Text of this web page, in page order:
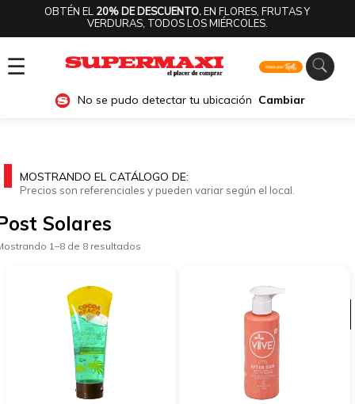
OBTÉN EL 20% DE DESCUENTO.EN FLORES, FRUTAS Y
VERDURAS, TODOS LOS MIÉRCOLES.
☰
No se pudo detectar tu ubicación Cambiar
Ver categorías
MOSTRANDO EL CATÁLOGO DE:
Precios son referenciales y pueden variar según el local.
Solares
1–8 de 8 resultados